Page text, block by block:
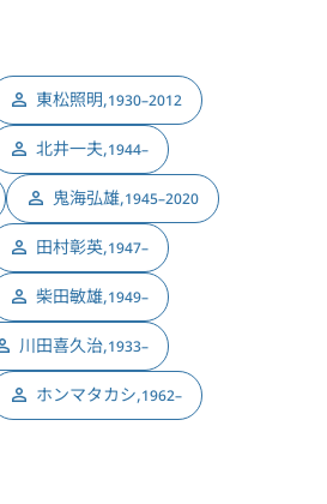
東松照明,1930–2012
北井一夫,1944–
鬼海弘雄,1945–2020
田村彰英,1947–
柴田敏雄,1949–
川田喜久治,1933–
ホンマタカシ,1962–